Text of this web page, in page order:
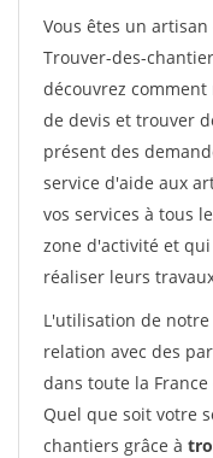
Vous êtes un
Trouver-des-
découvrez
de devis et trouver
présent des
service d'aide aux
vos services à tous
zone d'activité et
réaliser leurs
L'utilisation de
relation avec des
dans toute la
Quel que soit votre
chantiers grâce à